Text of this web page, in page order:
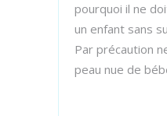
pourquoi il ne
un enfant sans
Par précaution
peau nue de